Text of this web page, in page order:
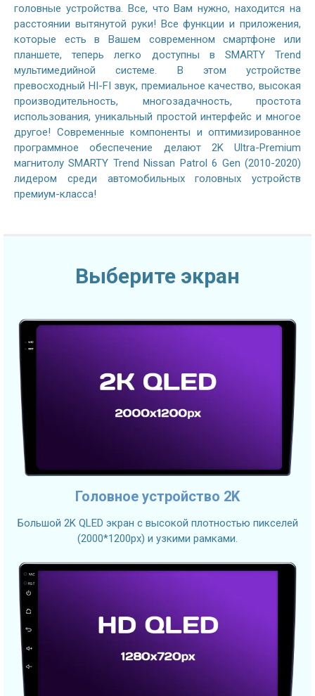
головные устройства. Все, что Вам нужно, находится на
расстоянии вытянутой руки! Все функции и приложения,
которые есть в Вашем современном смартфоне или
планшете, теперь легко доступны в SMARTY Trend
мультимедийной системе. В этом устройстве
превосходный HI-FI звук, премиальное качество, высокая
производительность, многозадачность, простота
использования, уникальный простой интерфейс и многое
другое! Современные компоненты и оптимизированное
программное обеспечение делают 2K Ultra-Premium
магнитолу SMARTY Trend Nissan Patrol 6 Gen (2010-2020)
лидером среди автомобильных головных устройств
премиум-класса!
Выберите экран
Головное устройство 2K
Большой 2K QLED экран с высокой плотностью пикселей
(2000*1200px) и узкими рамками.